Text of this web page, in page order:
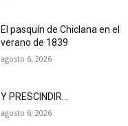
El pasquín de Chiclana en el
verano de 1839
agosto 6, 2026
Y PRESCINDIR…
agosto 6, 2026